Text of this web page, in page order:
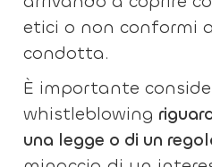
etici o non conformi
condotta.
È importante
whistleblowing
una legge o di un